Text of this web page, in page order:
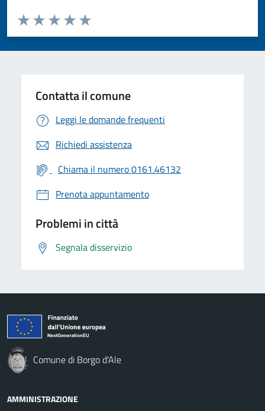
Valuta da 1 a 5 stelle la pagina
Valuta 5 stelle su 5
Valuta 4 stelle su 5
Valuta 3 stelle su 5
Valuta 2 stelle su 5
Valuta 1 stelle su 5
Contatta il comune
Leggi le domande frequenti
Richiedi assistenza
Chiama il numero 0161.46132
Prenota appuntamento
Problemi in città
Segnala disservizio
Comune di Borgo d'Ale
AMMINISTRAZIONE